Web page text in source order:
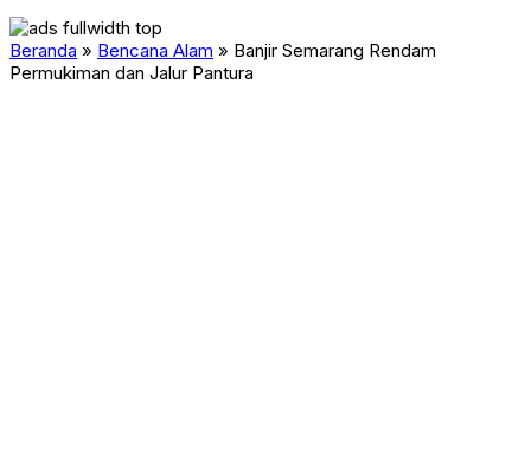
Beranda » Bencana Alam » Banjir Semarang Rendam
Permukiman dan Jalur Pantura